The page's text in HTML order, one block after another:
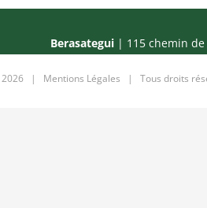
Berasategui | 115 chemin
2026 | Mentions Légales | Tous droits